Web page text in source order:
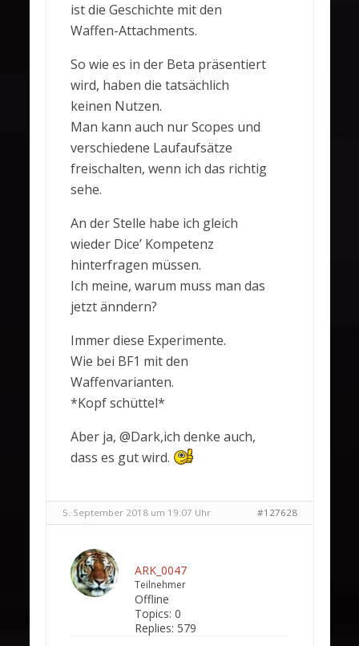
ist die Geschichte mit den
Waffen-Attachments.
So wie es in der Beta präsentiert
wird, haben die tatsächlich
keinen Nutzen.
Man kann auch nur Scopes und
verschiedene Laufaufsätze
freischalten, wenn ich das richtig
sehe.
An der Stelle habe ich gleich
wieder Dice’ Kompetenz
hinterfragen müssen.
Ich meine, warum muss man das
jetzt änndern?
Immer diese Experimente.
Wie bei BF1 mit den
Waffenvarianten.
*Kopf schüttel*
Aber ja, @Dark,ich denke auch,
dass es gut wird.
5. September 2018 um 19:07 Uhr #127628
ARK_0047
Teilnehmer
Offline
Topics: 0
Replies: 579